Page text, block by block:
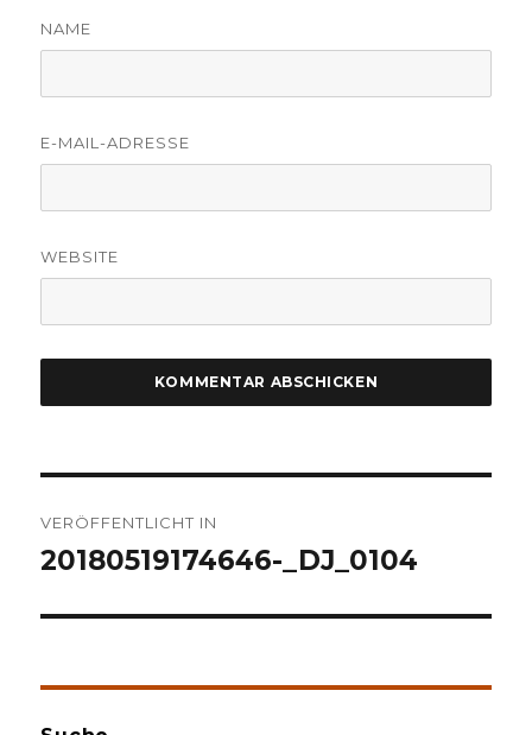
NAME
E-MAIL-ADRESSE
WEBSITE
VERÖFFENTLICHT IN
20180519174646-_DJ_0104